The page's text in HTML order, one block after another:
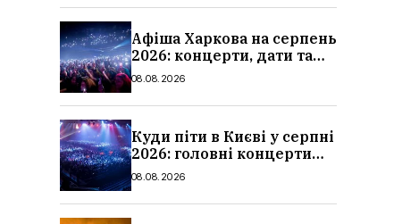
Афіша Харкова на серпень
2026: концерти, дати та
ціни квитків
08.08.2026
Куди піти в Києві у серпні
2026: головні концерти
місяця, дати, артисти та
08.08.2026